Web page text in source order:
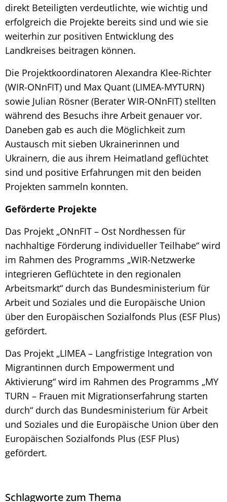
direkt Beteiligten verdeutlichte, wie wichtig und
erfolgreich die Projekte bereits sind und wie sie
weiterhin zur positiven Entwicklung des
Landkreises beitragen können.
Die Projektkoordinatoren Alexandra Klee-Richter
(WIR-ONnFIT) und Max Quant (LIMEA-MYTURN)
sowie Julian Rösner (Berater WIR-ONnFIT) stellten
während des Besuchs ihre Arbeit genauer vor.
Daneben gab es auch die Möglichkeit zum
Austausch mit sieben Ukrainerinnen und
Ukrainern, die aus ihrem Heimatland geflüchtet
sind und positive Erfahrungen mit den beiden
Projekten sammeln konnten.
Geförderte Projekte
Das Projekt „ONnFIT – Ost Nordhessen für
nachhaltige Förderung individueller Teilhabe“ wird
im Rahmen des Programms „WIR-Netzwerke
integrieren Geflüchtete in den regionalen
Arbeitsmarkt“ durch das Bundesministerium für
Arbeit und Soziales und die Europäische Union
über den Europäischen Sozialfonds Plus (ESF Plus)
gefördert.
Das Projekt „LIMEA – Langfristige Integration von
Migrantinnen durch Empowerment und
Aktivierung“ wird im Rahmen des Programms „MY
TURN – Frauen mit Migrationserfahrung starten
durch“ durch das Bundesministerium für Arbeit
und Soziales und die Europäische Union über den
Europäischen Sozialfonds Plus (ESF Plus)
gefördert.
Schlagworte zum Thema